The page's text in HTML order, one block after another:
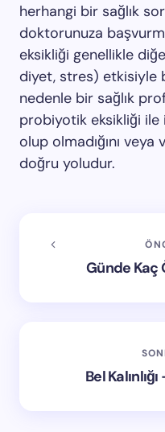
herhangi bir sağlık
doktorunuza
eksikliği genellikle
diyet, stres) etkisiyle
nedenle bir sağlık
probiyotik eksikliği ile
olup olmadığını veya
doğru yoludur.
Günde Kaç
Bel